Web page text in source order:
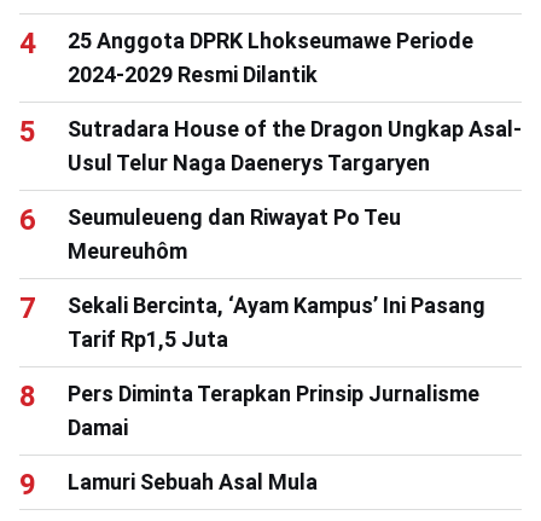
25 Anggota DPRK Lhokseumawe Periode
2024-2029 Resmi Dilantik
Sutradara House of the Dragon Ungkap Asal-
Usul Telur Naga Daenerys Targaryen
Seumuleueng dan Riwayat Po Teu
Meureuhôm
Sekali Bercinta, ‘Ayam Kampus’ Ini Pasang
Tarif Rp1,5 Juta
Pers Diminta Terapkan Prinsip Jurnalisme
Damai
Lamuri Sebuah Asal Mula